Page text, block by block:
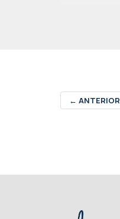
← ANTERIOR